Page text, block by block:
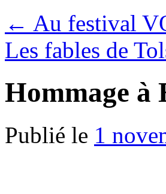
← Au festival
Les fables de
Hommage
Publié le 1